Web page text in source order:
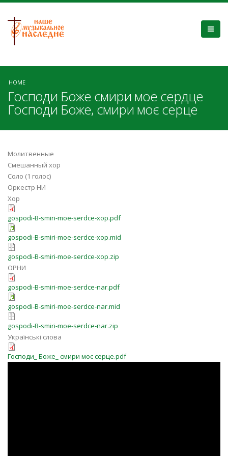
HOME
Господи Боже смири мое сердце
Господи Боже, смири моє серце
Молитвенные
Смешанный хор
Соло (1 голос)
Оркестр НИ
Хор
gospodi-B-smiri-moe-serdce-xop.pdf
gospodi-B-smiri-moe-serdce-xop.mid
gospodi-B-smiri-moe-serdce-xop.zip
ОРНИ
gospodi-B-smiri-moe-serdce-nar.pdf
gospodi-B-smiri-moe-serdce-nar.mid
gospodi-B-smiri-moe-serdce-nar.zip
Українські слова
Господи_ Боже_ смири моє серце.pdf